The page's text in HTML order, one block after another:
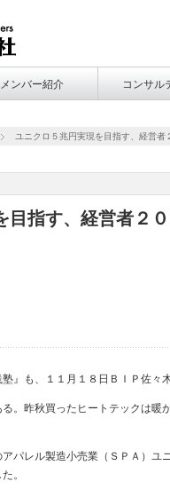
メンバー紹介 コンサル
ユニクロ５兆円実現を目指す、経営者
目指す、経営者２
』も、１１月１８日ＢＩＰ佐々
。昨秋買ったヒートテックは暖
パレル製造小売業（ＳＰＡ）ユ
。